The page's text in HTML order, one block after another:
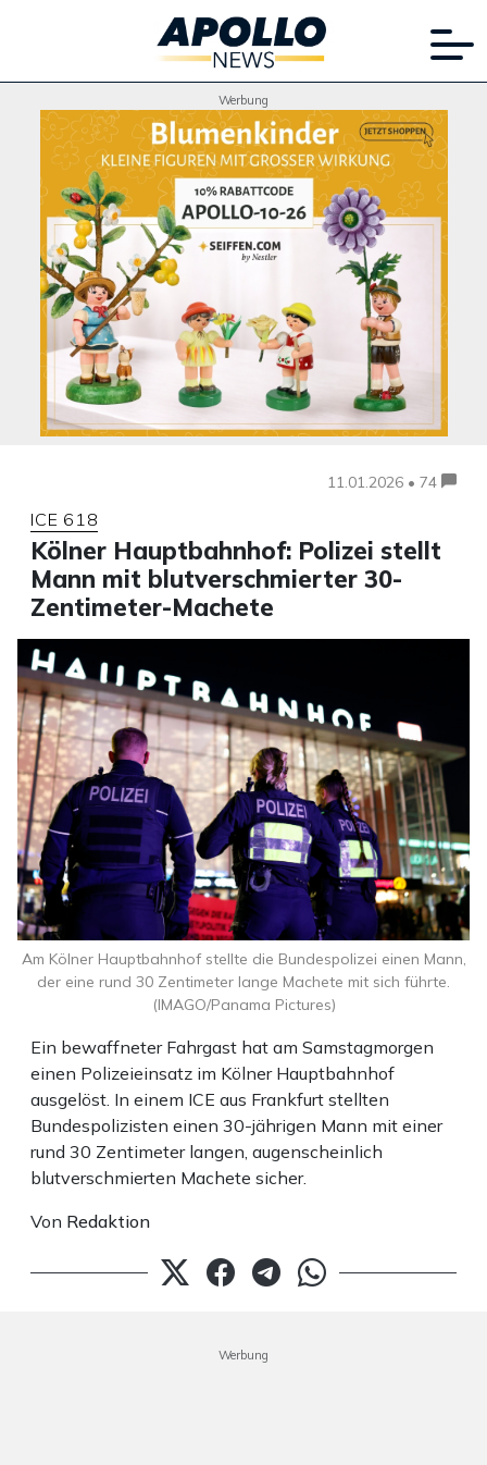
Werbung
11.01.2026 • 74
ICE 618
Kölner Hauptbahnhof: Polizei stellt
Mann mit blutverschmierter 30-
Zentimeter-Machete
Ein bewaffneter Fahrgast hat am Samstagmorgen
einen Polizeieinsatz im Kölner Hauptbahnhof
ausgelöst. In einem ICE aus Frankfurt stellten
Bundespolizisten einen 30-jährigen Mann mit einer
rund 30 Zentimeter langen, augenscheinlich
blutverschmierten Machete sicher.
Von Redaktion
Am Kölner Hauptbahnhof stellte die Bundespolizei einen Mann,
der eine rund 30 Zentimeter lange Machete mit sich führte.
(IMAGO/Panama Pictures)
Werbung